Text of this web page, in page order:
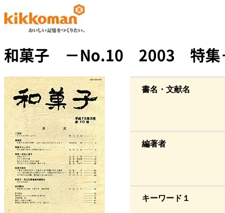
和菓子 －No.10 2003 特集
書名・文献名
編著者
キーワード１